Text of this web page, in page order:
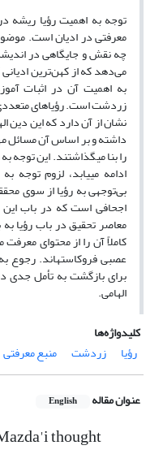
توجه به اهمیت رؤیا ریشه
معرفتی در ادیان است.
چه نقش و جایگاهی در
می‌دهد که از کهن‌ترین
به اهمیت آن در اثبات
زردشت است. رؤیاهای
نشان از آن دارد که این دین
داشته و بر اساس آن مسائل
را بنا می­گذاشتند. این توجه
ادامه می­یابد، لزوم توجه
بی‌توجهی به رؤیا از سوی
اجحافی است که در باب
معاصر تحقیق در باب رؤیا
کاملاً آن را از محتوای معرفت
عصبی فروکاسته­اند. رجوع
برای بازگشت به تأمل جدی
الهامی.
کلیدواژه‌ها
رؤیا
زردشت منبع معرفتی
عنوان مقاله English
thought